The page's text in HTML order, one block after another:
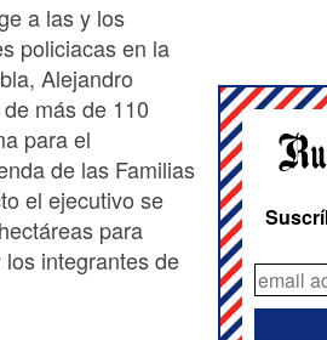
a las y los
policiacas en la
Alejandro
más de 110
para el
de las Familias
el ejecutivo se
para
integrantes de